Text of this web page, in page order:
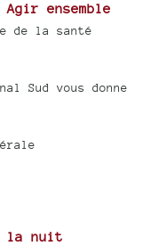
Agir ensemble
de la santé
Sud vous donne
la nuit